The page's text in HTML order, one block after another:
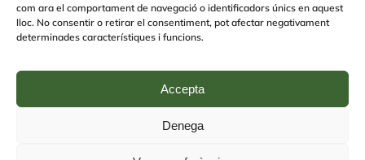
com ara el comportament de navegació o identificadors únics en aquest
lloc. No consentir o retirar el consentiment, pot afectar negativament
determinades característiques i funcions.
Accepta
Denega
EDUCA Espai Lúdic
EDUCA Serveis